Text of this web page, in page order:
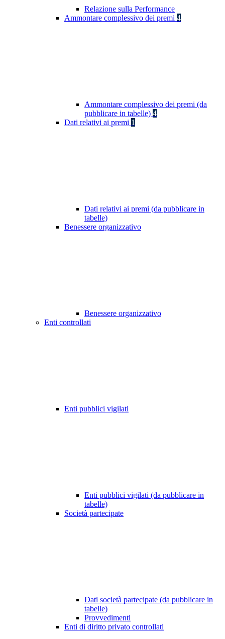
Relazione sulla Performance
Ammontare complessivo dei premi 4
Ammontare complessivo dei premi (da
pubblicare in tabelle) 4
Dati relativi ai premi 1
Dati relativi ai premi (da pubblicare in
tabelle)
Benessere organizzativo
Benessere organizzativo
Enti controllati
Enti pubblici vigilati
Enti pubblici vigilati (da pubblicare in
tabelle)
Società partecipate
Dati società partecipate (da pubblicare in
tabelle)
Provvedimenti
Enti di diritto privato controllati